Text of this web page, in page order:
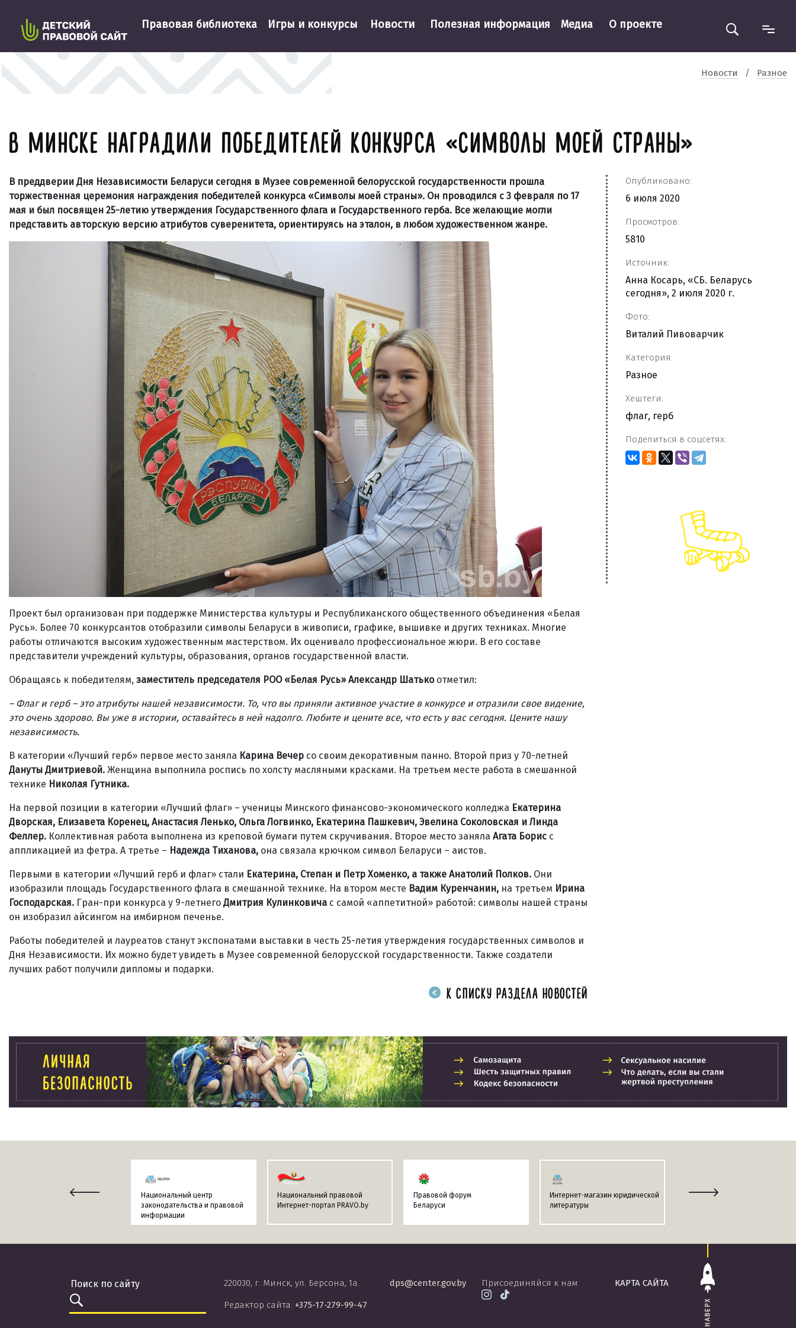
Правовая библиотека Игры и конкурсы Новости Полезная информация Медиа О проекте
Новости / Разное
В МИНСКЕ НАГРАДИЛИ ПОБЕДИТЕЛЕЙ КОНКУРСА «СИМВОЛЫ МОЕЙ СТРАНЫ»
В преддверии Дня Независимости Беларуси сегодня в Музее современной белорусской государственности прошла
торжественная церемония награждения победителей конкурса «Символы моей страны». Он проводился с 3 февраля по 17
мая и был посвящен 25-летию утверждения Государственного флага и Государственного герба. Все желающие могли
представить авторскую версию атрибутов суверенитета, ориентируясь на эталон, в любом художественном жанре.
Проект был организован при поддержке Министерства культуры и Республиканского общественного объединения «Белая
Русь». Более 70 конкурсантов отобразили символы Беларуси в живописи, графике, вышивке и других техниках. Многие
работы отличаются высоким художественным мастерством. Их оценивало профессиональное жюри. В его составе
представители учреждений культуры, образования, органов государственной власти.
Обращаясь к победителям, заместитель председателя РОО «Белая Русь» Александр Шатькоотметил:
– Флаг и герб – это атрибуты нашей независимости. То, что вы приняли активное участие в конкурсе и отразили свое видение,
это очень здорово. Вы уже в истории, оставайтесь в ней надолго. Любите и цените все, что есть у вас сегодня. Цените нашу
независимость.
В категории «Лучший герб» первое место заняла Карина Вечер со своим декоративным панно. Второй приз у 70-летней
Дануты Дмитриевой. Женщина выполнила роспись по холсту масляными красками. На третьем месте работа в смешанной
технике Николая Гутника.
На первой позиции в категории «Лучший флаг» – ученицы Минского финансово-экономического колледжа Екатерина
Дворская, Елизавета Коренец, Анастасия Ленько, Ольга Логвинко, Екатерина Пашкевич, Эвелина Соколовская и Линда
Феллер. Коллективная работа выполнена из креповой бумаги путем скручивания. Второе место заняла Агата Борис с
аппликацией из фетра. А третье – Надежда Тиханова, она связала крючком символ Беларуси – аистов.
Первыми в категории «Лучший герб и флаг» стали Екатерина, Степан и Петр Хоменко, а также Анатолий Полков. Они
изобразили площадь Государственного флага в смешанной технике. На втором месте Вадим Куренчанин, на третьем Ирина
Господарская. Гран-при конкурса у 9-летнего Дмитрия Кулинковича с самой «аппетитной» работой: символы нашей страны
он изобразил айсингом на имбирном печенье.
Работы победителей и лауреатов станут экспонатами выставки в честь 25-летия утверждения государственных символов и
Дня Независимости. Их можно будет увидеть в Музее современной белорусской государственности. Также создатели
лучших работ получили дипломы и подарки.
Опубликовано:
6 июля 2020
Просмотров:
5810
Источник:
Анна Косарь, «СБ. Беларусь
сегодня», 2 июля 2020 г.
Фото:
Виталий Пивоварчик
Категория:
Разное
Хештеги:
флаг, герб
Поделиться в соцсетях:
К СПИСКУ РАЗДЕЛА НОВОСТЕЙ
Национальный центр
законодательства и правовой
информации
Национальный правовой
Интернет-портал PRAVO.by
Правовой форум
Беларуси
Интернет-магазин юридической
литературы
Информационно-поисковая
НАВЕРХ
КАРТА САЙТА
220030, г. Минск, ул. Берсона, 1а.
Редактор сайта: +375-17-279-99-47
dps@center.gov.by Присоединяйся к нам